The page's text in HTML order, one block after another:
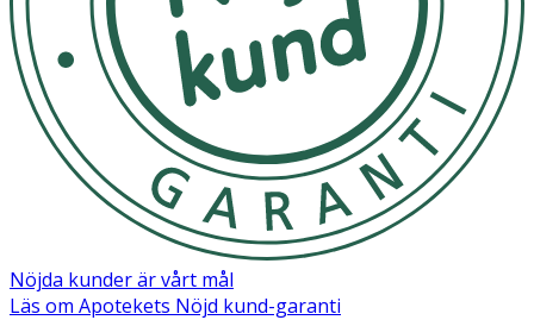
Nöjda kunder är vårt mål
Läs om Apotekets Nöjd kund-garanti